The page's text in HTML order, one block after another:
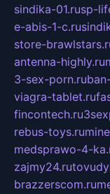
sindika-01.rusp-
e-abis-1-c.ru
store-
antenna-highly.ru
3-sex-porn.ru
viagra-tablet.ru
fincontech.ru
rebus-toys.ru
medsprawo-4-
zajmy24.ru
brazzerscom.ru